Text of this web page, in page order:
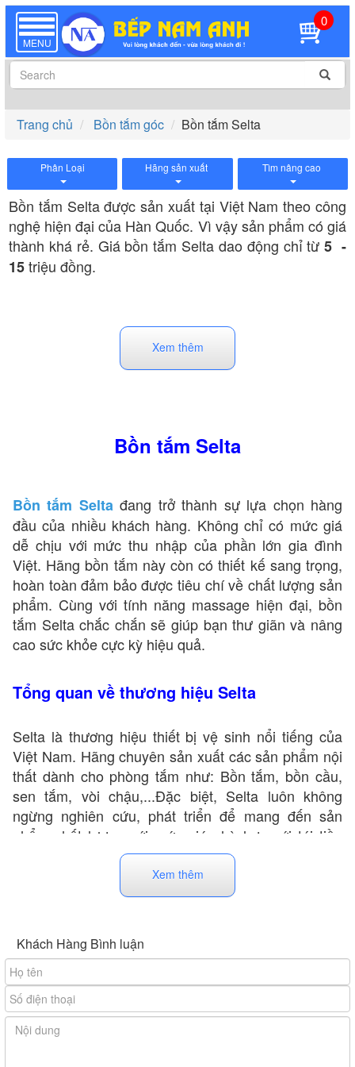
TOGGLE
NAVIGATION
MENU
0
Trang chủ Bồn tắm góc Bồn tắm Selta
Phân Loại Hãng sản xuất Tìm nâng cao
Bồn tắm Selta được sản xuất tại Việt Nam theo công
nghệ hiện đại của Hàn Quốc. Vì vậy sản phẩm có giá
thành khá rẻ. Giá bồn tắm Selta dao động chỉ từ 5 -
15triệu đồng.
Bồn tắm góc, bồn tắm hình chữ nhật
nhiều kích thước lớn nhỏ khác nhau, sản phẩm lắp
Xem thêm
Bồn tắm Selta
Bồn tắm Selta đang trở thành sự lựa chọn hàng
đầu của nhiều khách hàng. Không chỉ có mức giá
dễ chịu với mức thu nhập của phần lớn gia đình
Việt. Hãng bồn tắm này còn có thiết kế sang trọng,
hoàn toàn đảm bảo được tiêu chí về chất lượng sản
phẩm. Cùng với tính năng massage hiện đại, bồn
tắm Selta chắc chắn sẽ giúp bạn thư giãn và nâng
cao sức khỏe cực kỳ hiệu quả.
Tổng quan về thương hiệu Selta
Selta là thương hiệu thiết bị vệ sinh nổi tiếng của
Việt Nam. Hãng chuyên sản xuất các sản phẩm nội
thất dành cho phòng tắm như: Bồn tắm, bồn cầu,
sen tắm, vòi chậu,...Đặc biệt, Selta luôn không
ngừng nghiên cứu, phát triển để mang đến sản
phẩm chất lượng với mức giá phù hợp với túi tiền
của đại đa số người tiêu dùng Việt. Hiện tại các mặt
hàng của Selta đã đã có mặt ở nhiều tỉnh thành trên
Bồn tắm Selta được lắp đặt tại Việt Nam dựa theo
công nghệ sản xuất tiên tiến của Hàn Quốc. Nhờ
đó, dòng sản phẩm bồn tắm của hãng không chỉ
đáp ứng tiêu chí về thiết kế hiện đại, tính thẩm mỹ
cao mà còn đảm bảo chất lượng và độ an toàn cho
Xem thêm
Khách Hàng Bình luận